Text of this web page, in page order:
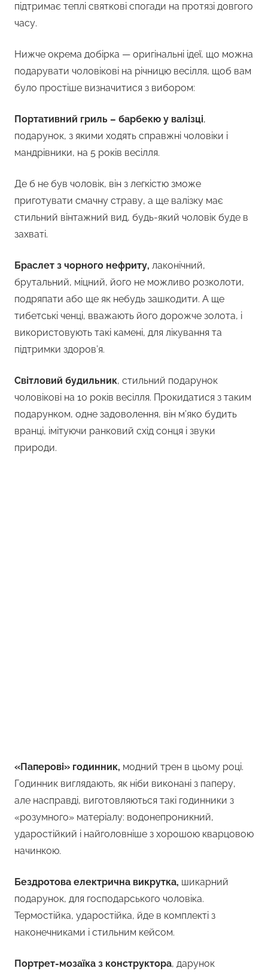
підтримає теплі святкові спогади на протязі довгого
часу.
Нижче окрема добірка — оригінальні ідеї, що можна
подарувати чоловікові на річницю весілля, щоб вам
було простіше визначитися з вибором:
Портативний гриль – барбекю у валізці,
подарунок, з якими ходять справжні чоловіки і
мандрівники, на 5 років весілля.
Де б не був чоловік, він з легкістю зможе
приготувати смачну страву, а ще валізку має
стильний вінтажний вид, будь-який чоловік буде в
захваті.
Браслет з чорного нефриту, лаконічний,
брутальний, міцний, його не можливо розколоти,
подряпати або ще як небудь зашкодити. А ще
тибетські ченці, вважають його дорожче золота, і
використовують такі камені, для лікування та
підтримки здоров’я.
Світловий будильник, стильний подарунок
чоловікові на 10 років весілля. Прокидатися з таким
подарунком, одне задоволення, він м’яко будить
вранці, імітуючи ранковий схід сонця і звуки
природи.
«Паперові» годинник, модний трен в цьому році.
Годинник виглядають, як ніби виконані з паперу,
але насправді, виготовляються такі годинники з
«розумного» матеріалу: водонепроникний,
ударостійкий і найголовніше з хорошою кварцовою
начинкою.
Бездротова електрична викрутка, шикарний
подарунок, для господарського чоловіка.
Термостійка, ударостійка, йде в комплекті з
наконечниками і стильним кейсом.
Портрет-мозаїка з конструктора, дарунок